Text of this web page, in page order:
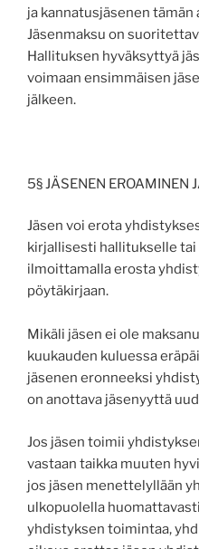
ja kannatusjäsenen
Jäsenmaksu on
Hallituksen hyväksyttyä
voimaan ensimmäisen
jälkeen.
5§ JÄSENEN EROAMINEN
Jäsen voi erota
kirjallisesti hallitukselle
ilmoittamalla erosta
pöytäkirjaan.
Mikäli jäsen ei ole
kuukauden kuluessa
jäsenen eronneeksi
on anottava jäsenyyttä
Jos jäsen toimii
vastaan taikka muuten
jos jäsen menettelyllään
ulkopuolella
yhdistyksen toimintaa,